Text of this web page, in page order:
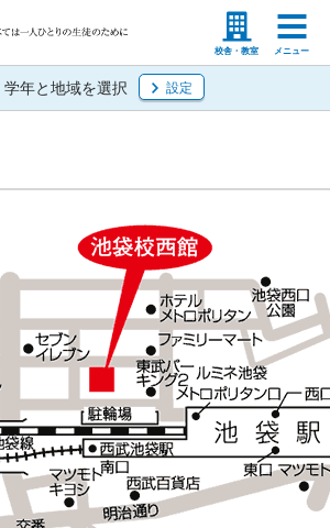
校舎・教室 メニュー
高等学校の先生
学年と地域を選択 設定